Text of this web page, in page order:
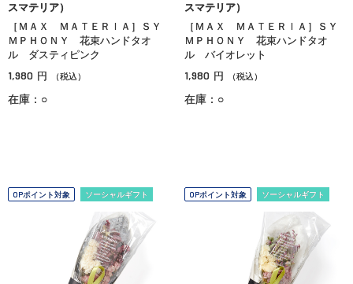
スマテリア）
［ＭＡＸ ＭＡＴＥＲＩＡ］ＳＹ
ＭＰＨＯＮＹ 花束ハンドタオ
ル ダスティピンク
1,980 円 （税込）
在庫：○
スマテリア）
［ＭＡＸ ＭＡＴＥＲＩＡ］ＳＹ
ＭＰＨＯＮＹ 花束ハンドタオ
ル バイオレット
1,980 円 （税込）
在庫：○
OPポイント対象 ソーシャルギフト OPポイント対象 ソーシャルギフト